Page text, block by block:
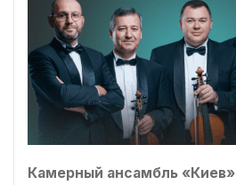
Камерный ансамбль «Киев»